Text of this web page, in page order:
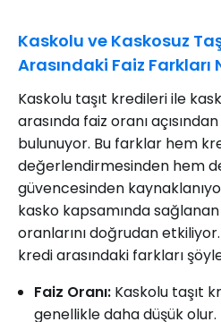
Kaskolu ve Kaskosuz
Arasındaki Faiz Farkları
Kaskolu taşıt kredileri ile
arasında faiz oranı
bulunuyor. Bu farklar hem
değerlendirmesinden hem
güvencesinden
kasko kapsamında
oranlarını doğrudan
kredi arasındaki farkları
Faiz Oranı: Kaskolu taşıt
genellikle daha düşük olur.